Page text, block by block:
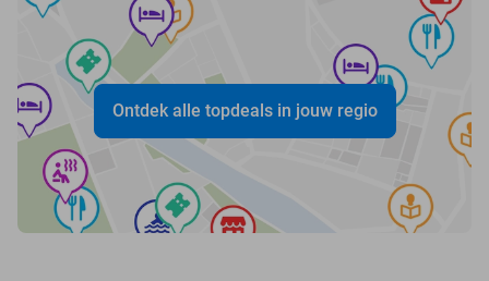
Ontdek alle topdeals in jouw regio